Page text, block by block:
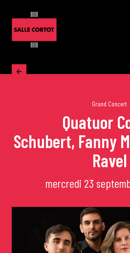
Accueil
La
Les grands
Les
Les Rencontres
de Cortot
Grand Concert
Quatuor
Schubert, Fanny
Ravel
mercredi 23